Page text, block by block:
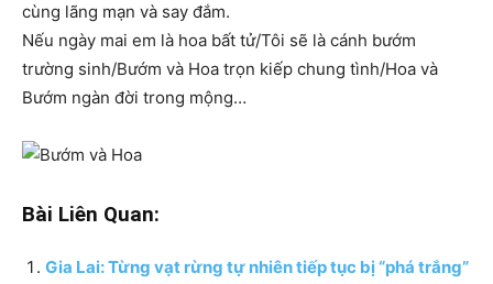
cùng lãng mạn và say đắm.
Nếu ngày mai em là hoa bất tử/Tôi sẽ là cánh bướm
trường sinh/Bướm và Hoa trọn kiếp chung tình/Hoa và
Bướm ngàn đời trong mộng…
Bài Liên Quan:
Gia Lai: Từng vạt rừng tự nhiên tiếp tục bị “phá trắng”